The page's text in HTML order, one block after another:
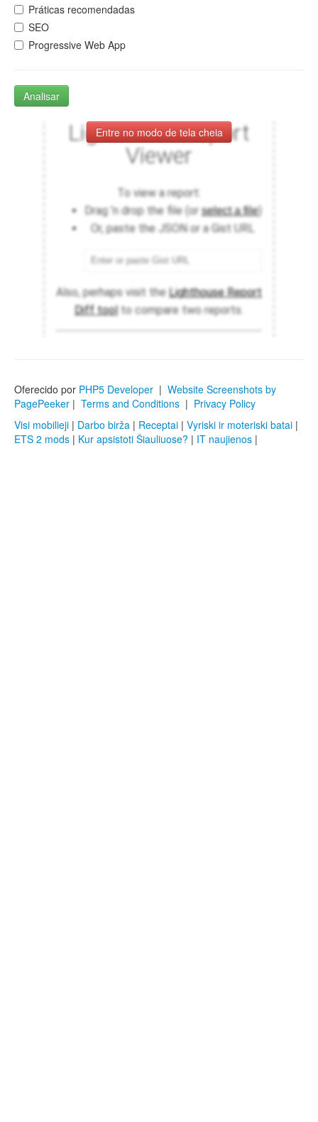
Práticas recomendadas
SEO
Progressive Web App
Analisar
Entre no modo de tela cheia
Oferecido por PHP5 Developer | Website Screenshots by
PagePeeker | Terms and Conditions | Privacy Policy
Visi mobilieji | Darbo birža | Receptai | Vyriski ir moteriski batai |
ETS 2 mods | Kur apsistoti Šiauliuose? | IT naujienos |